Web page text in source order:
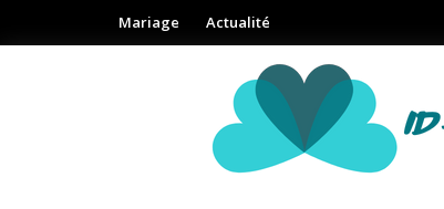
Mariage Actualité